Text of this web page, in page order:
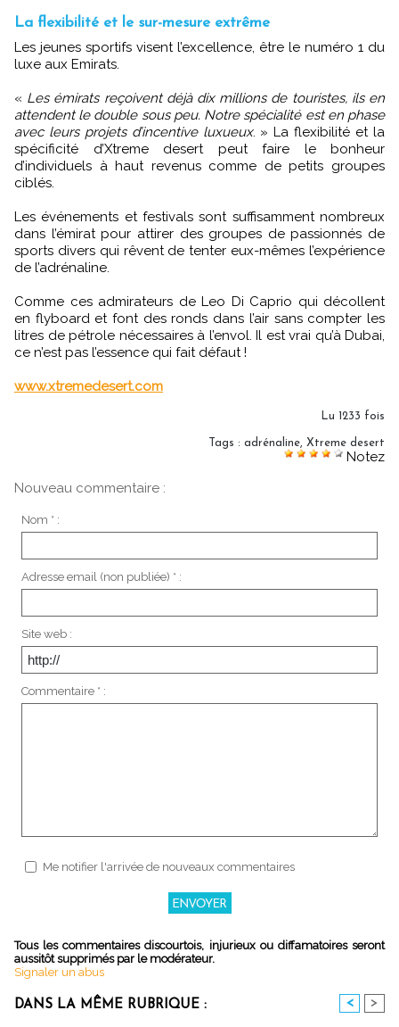
La flexibilité et le sur-mesure extrême
Les jeunes sportifs visent l’excellence, être le numéro 1 du
luxe aux Emirats.
« Les émirats reçoivent déjà dix millions de touristes, ils en
attendent le double sous peu. Notre spécialité est en phase
avec leurs projets d’incentive luxueux. » La flexibilité et la
spécificité d’Xtreme desert peut faire le bonheur
d’individuels à haut revenus comme de petits groupes
ciblés.
Les événements et festivals sont suffisamment nombreux
dans l’émirat pour attirer des groupes de passionnés de
sports divers qui rêvent de tenter eux-mêmes l’expérience
de l’adrénaline.
Comme ces admirateurs de Leo Di Caprio qui décollent
en flyboard et font des ronds dans l’air sans compter les
litres de pétrole nécessaires à l’envol. Il est vrai qu’à Dubai,
ce n’est pas l’essence qui fait défaut !
www.xtremedesert.com
Lu 1233 fois
Tags : adrénaline, Xtreme desert
Notez
Nouveau commentaire :
Nom * :
Adresse email (non publiée) * :
Site web :
Commentaire * :
Me notifier l'arrivée de nouveaux commentaires
Tous les commentaires discourtois, injurieux ou diffamatoires seront
aussitôt supprimés par le modérateur.
Signaler un abus
DANS LA MÊME RUBRIQUE : < >